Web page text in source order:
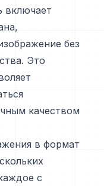
включает
без
Это
качеством
в формат
с